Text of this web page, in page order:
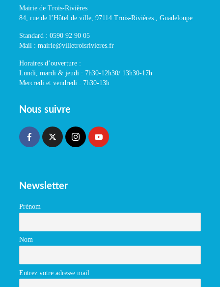
Mairie de Trois-Rivières
84, rue de l’Hôtel de ville, 97114 Trois-Rivières , Guadeloupe
Standard : 0590 92 90 05
Mail : mairie@villetroisrivieres.fr
Horaires d’ouverture :
Lundi, mardi & jeudi : 7h30-12h30/ 13h30-17h
Mercredi et vendredi : 7h30-13h
Nous suivre
Newsletter
Prénom
Nom
Entrez votre adresse mail